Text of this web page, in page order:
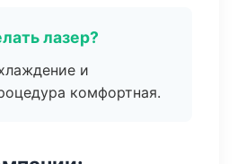
лазер?
и
комфортная.